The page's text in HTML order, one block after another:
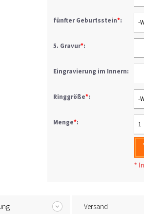
fünfter Geburtsstein*: -
5. Gravur*:
Eingravierung im Innern:
Ringgröße*: -
Menge*: 1
*
Versand